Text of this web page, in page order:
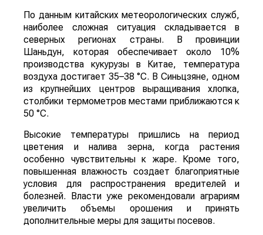
По данным китайских метеорологических служб,
наиболее сложная ситуация складывается в
северных регионах страны. В провинции
Шаньдун, которая обеспечивает около 10%
производства кукурузы в Китае, температура
воздуха достигает 35–38 °C. В Синьцзяне, одном
из крупнейших центров выращивания хлопка,
столбики термометров местами приближаются к
50 °C.
Высокие температуры пришлись на период
цветения и налива зерна, когда растения
особенно чувствительны к жаре. Кроме того,
повышенная влажность создает благоприятные
условия для распространения вредителей и
болезней. Власти уже рекомендовали аграриям
увеличить объемы орошения и принять
дополнительные меры для защиты посевов.